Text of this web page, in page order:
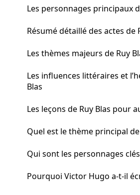
Les personnages principaux
Résumé détaillé des actes de
Les thèmes majeurs de Ruy
Les influences littéraires et
Blas
Les leçons de Ruy Blas pour
Quel est le thème principal de
Qui sont les personnages
Pourquoi Victor Hugo a-t-il